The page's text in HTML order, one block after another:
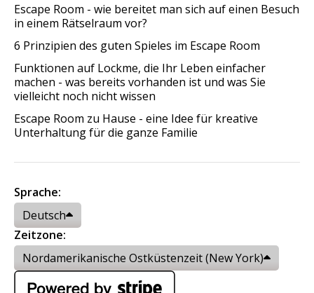
Escape Room - wie bereitet man sich auf einen Besuch
in einem Rätselraum vor?
6 Prinzipien des guten Spieles im Escape Room
Funktionen auf Lockme, die Ihr Leben einfacher
machen - was bereits vorhanden ist und was Sie
vielleicht noch nicht wissen
Escape Room zu Hause - eine Idee für kreative
Unterhaltung für die ganze Familie
Sprache:
Deutsch
Zeitzone:
Nordamerikanische Ostküstenzeit (New York)